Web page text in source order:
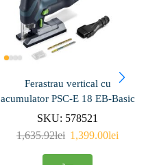
Ferastrau vertical cu
acumulator PSC-E 18 EB-Basic
SKU: 578521
1,635.92lei 1,399.00lei